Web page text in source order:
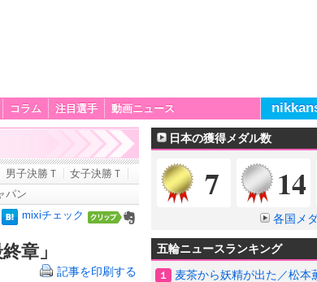
コラム 注目選手 動画ニュース
男子決勝Ｔ
女子決勝Ｔ
パン
mixiチェック
章」
記事を印刷する
日本の獲得メダル数
金メダル
7 14
各国メ
五輪ニュースランキング
１ 麦茶から妖精が出た／松本